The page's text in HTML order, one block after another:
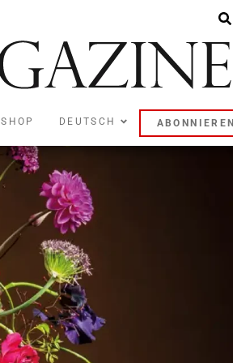
SHOP DEUTSCH ABONNIEREN